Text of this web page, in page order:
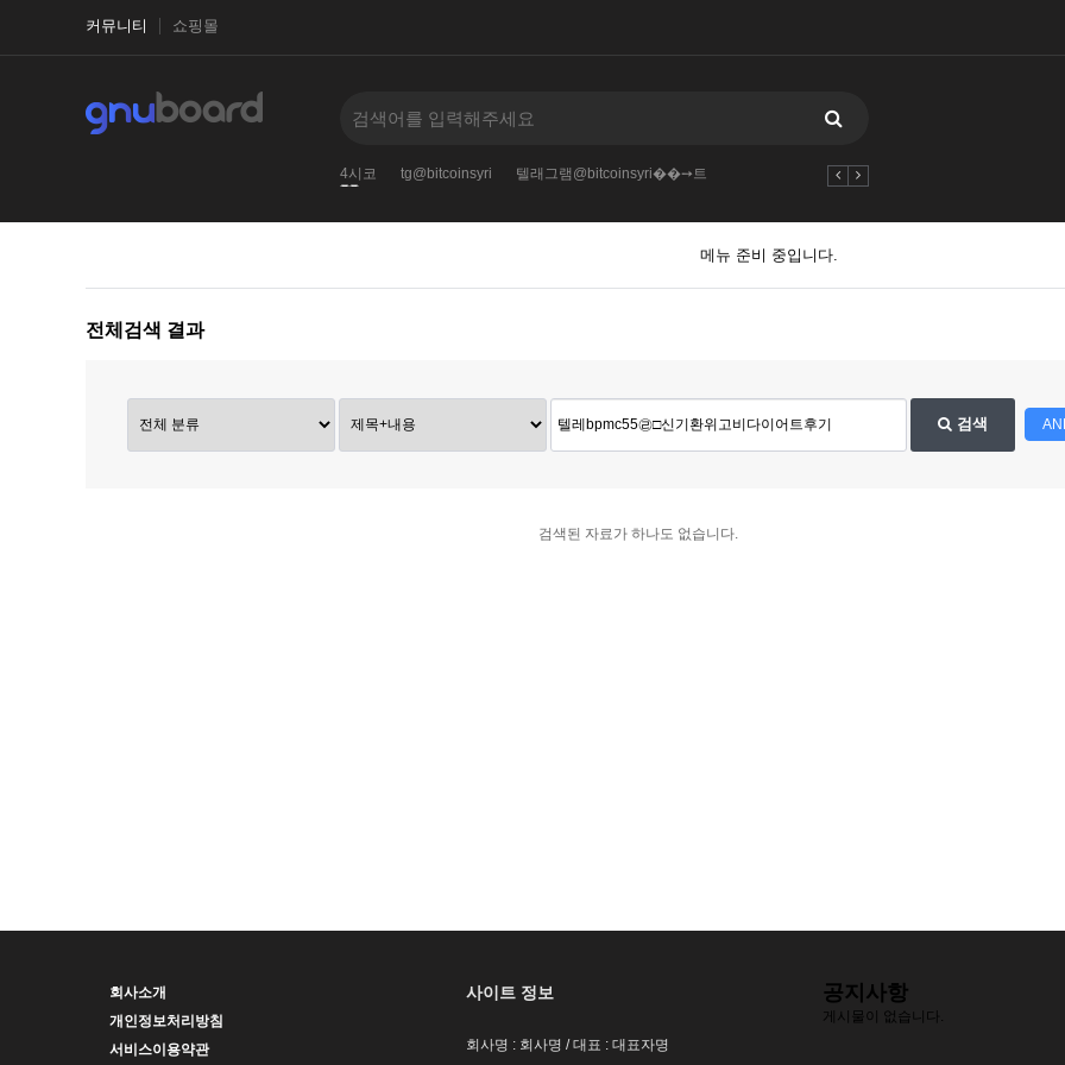
커뮤니티 쇼핑몰
TG@bitcoinsyri♢♢24시코 tg@bitcoinsyri
텔래그램@bitcoinsyri��➙트
메뉴 준비 중입니다.
전체검색 결과
검색
검색된 자료가 하나도 없습니다.
회사소개
개인정보처리방침
서비스이용약관
사이트 정보
회사명 : 회사명 / 대표 : 대표자명
공지사항
게시물이 없습니다.